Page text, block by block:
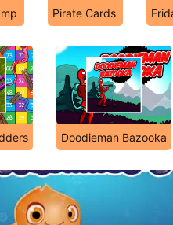
Pirate Cards
Doodieman Bazooka